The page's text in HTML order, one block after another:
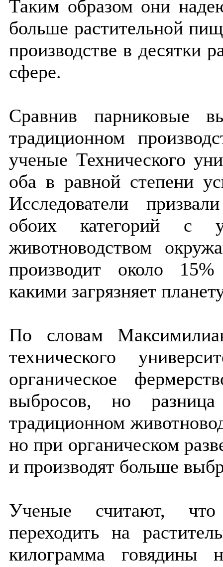
Таким образом они
больше растительной
производстве в десятки
сфере.
Сравнив парниковые
традиционном
ученые Технического
оба в равной степени
Исследователи
обоих категорий с
животноводством
производит около
какими загрязняет
По словам
технического
органическое
выбросов, но
традиционном
но при органическом
и производят больше
Ученые считают,
переходить на
килограмма